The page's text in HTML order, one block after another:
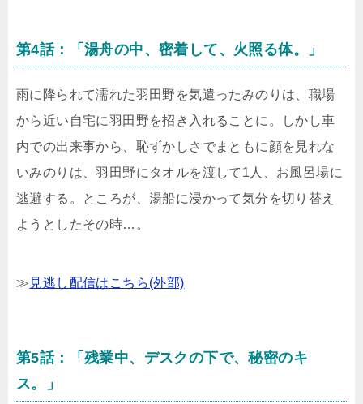
第4話：「湯舟の中、密着して、火照る体。」
雨に降られて濡れた羽田野を気遣ったみのりは、職場
から近い自宅に羽田野を招き入れることに。しかし車
内での出来事から、恥ずかしさでまともに顔を見れな
いみのりは、羽田野にタオルを渡して1人、お風呂場に
逃避する。ところが、湯船に浸かって気分を切り替え
ようとしたその時…。
≫ 見逃し配信はこちら(外部)
第5話：「残業中、デスクの下で、秘密のキ
ス。」